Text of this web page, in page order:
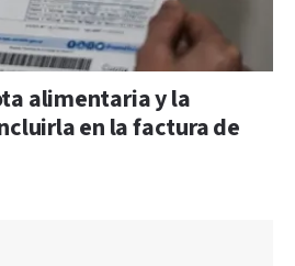
alimentaria y la
en la factura de